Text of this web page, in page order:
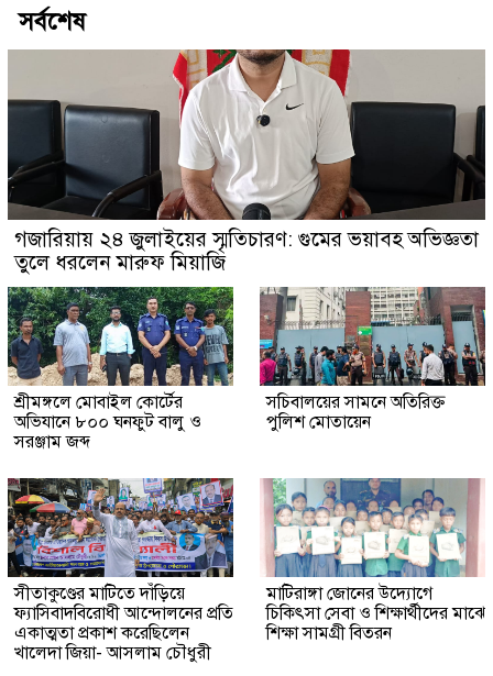
সর্বশেষ
গজারিয়ায় ২৪ জুলাইয়ের স্মৃতিচারণ: গুমের ভয়াবহ অভিজ্ঞতা
তুলে ধরলেন মারুফ মিয়াজি
শ্রীমঙ্গলে মোবাইল কোর্টের
অভিযানে ৮০০ ঘনফুট বালু ও
সরঞ্জাম জব্দ
সচিবালয়ের সামনে অতিরিক্ত
পুলিশ মোতায়েন
সীতাকুণ্ডের মাটিতে দাঁড়িয়ে
ফ্যাসিবাদবিরোধী আন্দোলনের প্রতি
একাত্মতা প্রকাশ করেছিলেন
খালেদা জিয়া- আসলাম চৌধুরী
মাটিরাঙ্গা জোনের উদ্যোগে
চিকিৎসা সেবা ও শিক্ষার্থীদের মাঝে
শিক্ষা সামগ্রী বিতরন